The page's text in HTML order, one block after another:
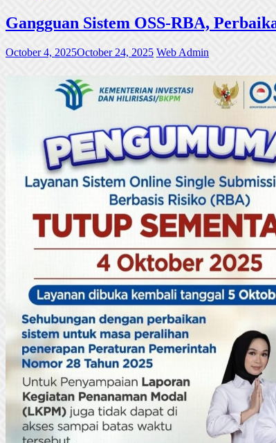
Gangguan Sistem OSS-RBA,
October 4, 2025October 24, 2025 Web Admin